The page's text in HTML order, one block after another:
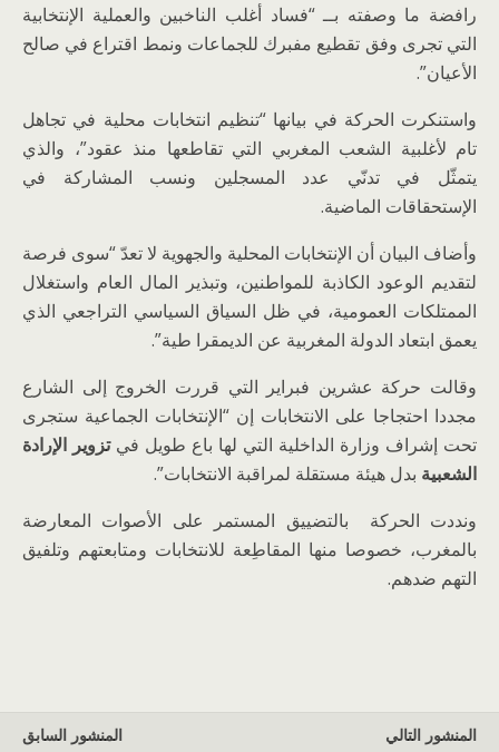
رافضة ما وصفته بــ “فساد أغلب الناخبين والعملية الإنتخابية
التي تجرى وفق تقطيع مفبرك للجماعات ونمط اقتراع في صالح
الأعيان”.
واستنكرت الحركة في بيانها “تنظيم انتخابات محلية في تجاهل
تام لأغلبية الشعب المغربي التي تقاطعها منذ عقود”، والذي
يتمثّل في تدنّي عدد المسجلين ونسب المشاركة في
الإستحقاقات الماضية.
وأضاف البيان أن الإنتخابات المحلية والجهوية لا تعدّ “سوى فرصة
لتقديم الوعود الكاذبة للمواطنين، وتبذير المال العام واستغلال
الممتلكات العمومية، في ظل السياق السياسي التراجعي الذي
يعمق ابتعاد الدولة المغربية عن الديمقرا طية”.
وقالت حركة عشرين فبراير التي قررت الخروج إلى الشارع
مجددا احتجاجا على الانتخابات إن “الإنتخابات الجماعية ستجرى
تحت إشراف وزارة الداخلية التي لها باع طويل فيتزوير الإرادة
الشعبية بدل هيئة مستقلة لمراقبة الانتخابات”.
ونددت الحركة بالتضييق المستمر على الأصوات المعارضة
بالمغرب، خصوصا منها المقاطِعة للانتخابات ومتابعتهم وتلفيق
التهم ضدهم.
المنشور السابق
المنشور التالي